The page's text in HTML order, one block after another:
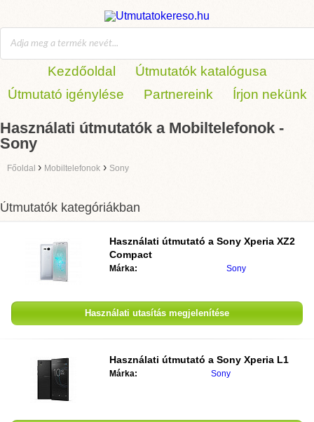
Kezdőoldal
Útmutatók katalógusa
Útmutató igénylése
Partnereink Írjon nekünk
Használati útmutatók a Mobiltelefonok -
Sony
Főoldal › Mobiltelefonok › Sony
Útmutatók kategóriákban
Használati útmutató a Sony Xperia XZ2
Compact
Márka: Sony
Használati utasítás megjelenítése
Használati útmutató a Sony Xperia L1
Márka: Sony